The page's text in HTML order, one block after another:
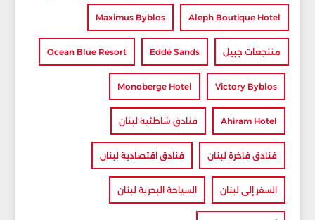
Aleph Boutique Hotel
Maximus Byblos
منتجعات جبيل Eddé Sands
Ocean Blue Resort
Victory Byblos
Monoberge Hotel
Ahiram Hotel فنادق شاطئية لبنان
فنادق فاخرة لبنان فنادق اقتصادية لبنان
السفر إلى لبنان السياحة البحرية لبنان